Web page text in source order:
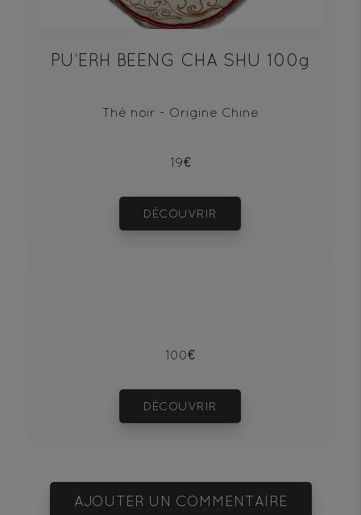
PU‘ERH BEENG CHA SHU 100g
Thé noir - Origine Chine
19€
DÉCOUVRIR
100€
DÉCOUVRIR
AJOUTER UN COMMENTAIRE